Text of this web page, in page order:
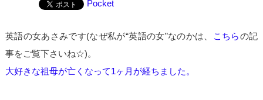
Pocket
英語の女あさみです(なぜ私が“英語の女”なのかは、 こちらの記
事をご覧下さいね☆)。
大好きな祖母が亡くなって1ヶ月が経ちました。